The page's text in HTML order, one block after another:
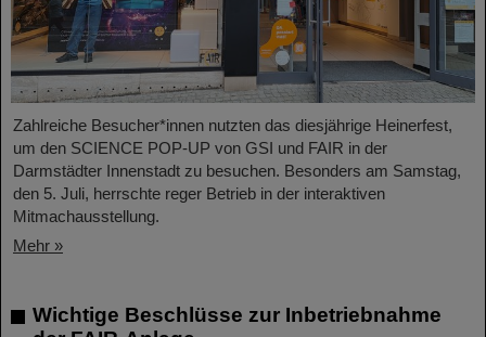
Zahlreiche Besucher*innen nutzten das diesjährige Heinerfest,
um den SCIENCE POP-UP von GSI und FAIR in der
Darmstädter Innenstadt zu besuchen. Besonders am Samstag,
den 5. Juli, herrschte reger Betrieb in der interaktiven
Mitmachausstellung.
Mehr »
Wichtige Beschlüsse zur Inbetriebnahme